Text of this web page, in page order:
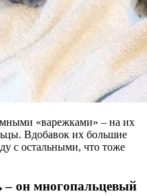
«варежками» – на их
Вдобавок их большие
с остальными, что тоже
– он многопальцевый